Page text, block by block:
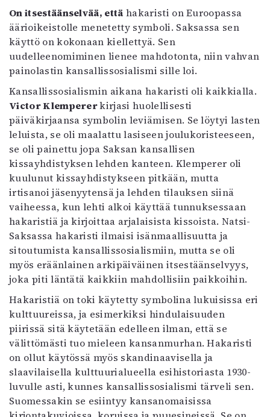
On itsestäänselvää, että hakaristi on Euroopassa
äärioikeistolle menetetty symboli. Saksassa sen
käyttö on kokonaan kiellettyä. Sen
uudelleenomiminen lienee mahdotonta, niin vahvan
painolastin kansallissosialismi sille loi.
Kansallissosialismin aikana hakaristi oli kaikkialla.
Victor Klempererkirjasi huolellisesti
päiväkirjaansa symbolin leviämisen. Se löytyi lasten
leluista, se oli maalattu lasiseen joulukoristeeseen,
se oli painettu jopa Saksan kansallisen
kissayhdistyksen lehden kanteen. Klemperer oli
kuulunut kissayhdistykseen pitkään, mutta
irtisanoi jäsenyytensä ja lehden tilauksen siinä
vaiheessa, kun lehti alkoi käyttää tunnuksessaan
hakaristiä ja kirjoittaa arjalaisista kissoista. Natsi-
Saksassa hakaristi ilmaisi isänmaallisuutta ja
sitoutumista kansallissosialismiin, mutta se oli
myös eräänlainen arkipäiväinen itsestäänselvyys,
joka piti läntätä kaikkiin mahdollisiin paikkoihin.
Hakaristiä on toki käytetty symbolina lukuisissa eri
kulttuureissa, ja esimerkiksi hindulaisuuden
piirissä sitä käytetään edelleen ilman, että se
välittömästi tuo mieleen kansanmurhan. Hakaristi
on ollut käytössä myös skandinaavisella ja
slaavilaisella kulttuurialueella esihistoriasta 1930-
luvulle asti, kunnes kansallissosialismi tärveli sen.
Suomessakin se esiintyy kansanomaisissa